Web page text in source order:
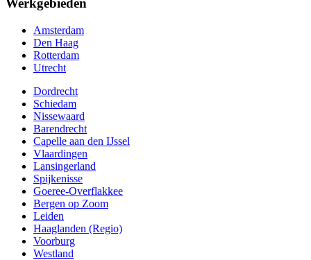
Werkgebieden
Amsterdam
Den Haag
Rotterdam
Utrecht
Dordrecht
Schiedam
Nissewaard
Barendrecht
Capelle aan den IJssel
Vlaardingen
Lansingerland
Spijkenisse
Goeree-Overflakkee
Bergen op Zoom
Leiden
Haaglanden (Regio)
Voorburg
Westland